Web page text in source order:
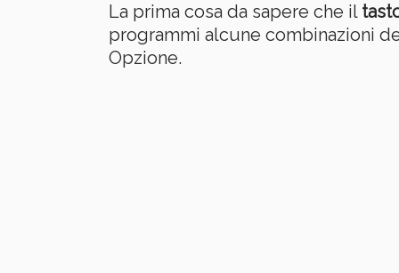
La prima cosa da sapere che il
programmi alcune combinazioni
Opzione.